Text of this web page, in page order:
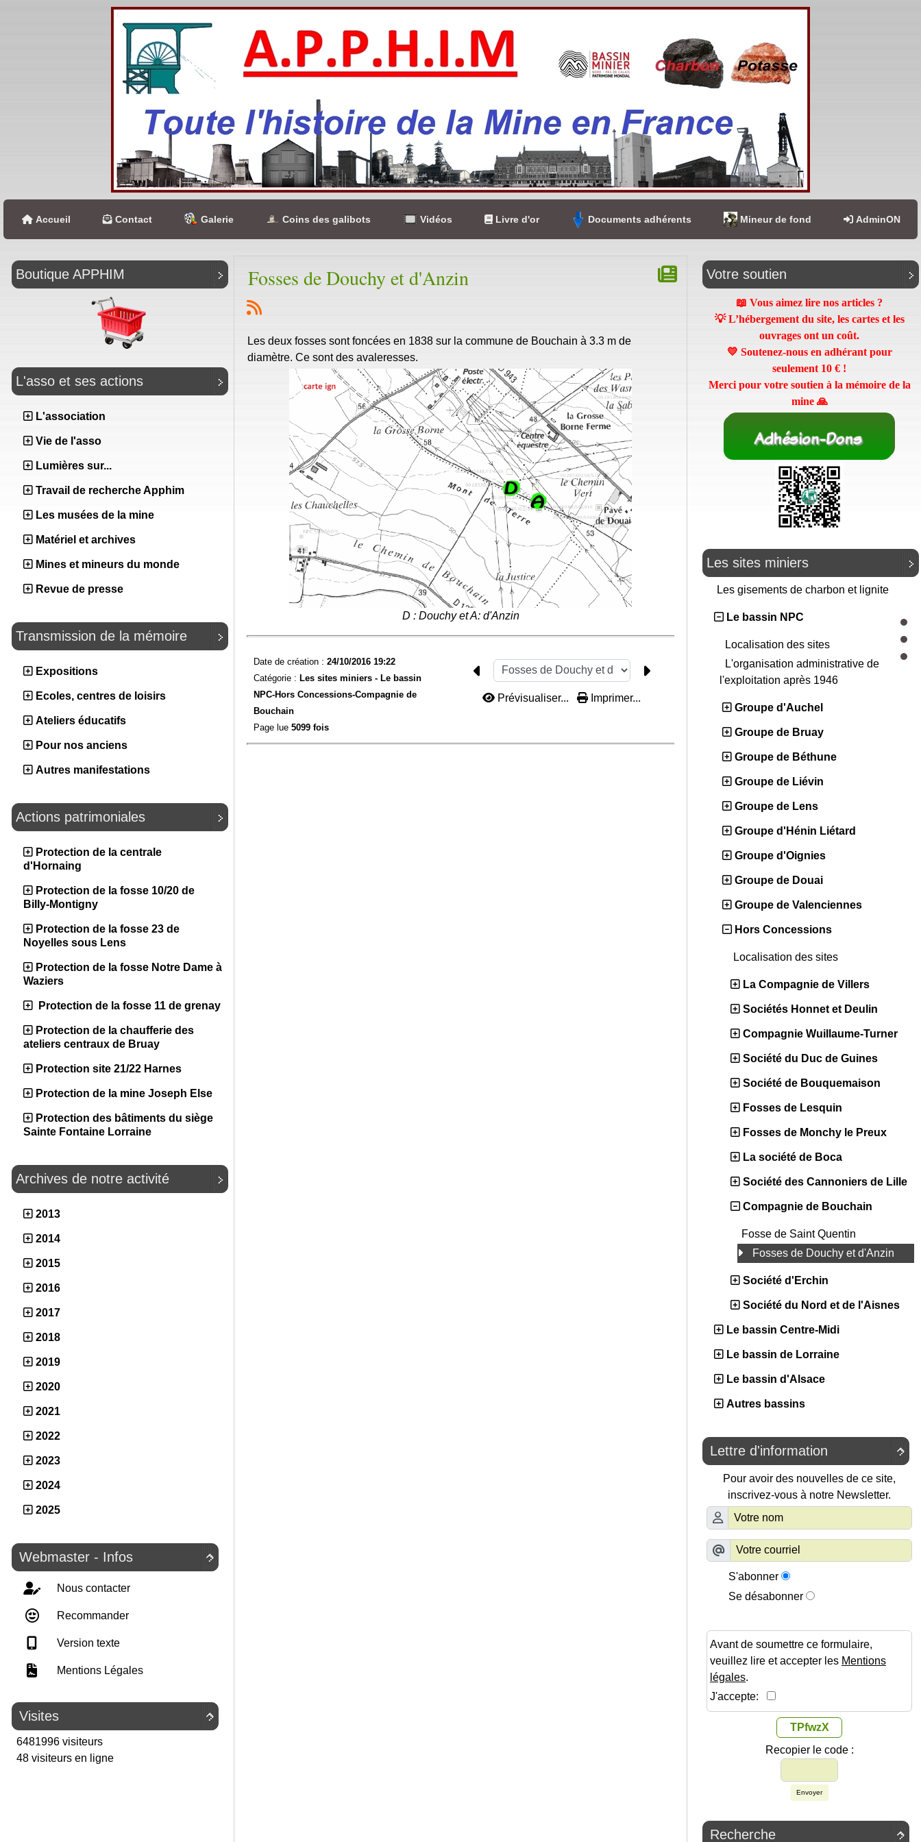
Accueil Contact Galerie Coins des galibots Vidéos Livre d'or Documents adhérents Mineur de fond AdminON
Boutique APPHIM
L'asso et ses actions
L'association
Vie de l'asso
Lumières sur...
Travail de recherche Apphim
Les musées de la mine
Matériel et archives
Mines et mineurs du monde
Revue de presse
Transmission de la mémoire
Expositions
Ecoles, centres de loisirs
Ateliers éducatifs
Pour nos anciens
Autres manifestations
Actions patrimoniales
Protection de la centrale
d'Hornaing
Protection de la fosse 10/20 de
Billy-Montigny
Protection de la fosse 23 de
Noyelles sous Lens
Protection de la fosse Notre Dame à
Waziers
Protection de la fosse 11 de grenay
Protection de la chaufferie des
ateliers centraux de Bruay
Protection site 21/22 Harnes
Protection de la mine Joseph Else
Protection des bâtiments du siège
Sainte Fontaine Lorraine
Archives de notre activité
2013
2014
2015
2016
2017
2018
2019
2020
2021
2022
2023
2024
2025

Webmaster - Infos
Nous contacter
Recommander
Version texte
Mentions Légales

Visites
6481996 visiteurs
48 visiteurs en ligne
Fosses de Douchy et d'Anzin
Les deux fosses sont foncées en 1838 sur la commune de Bouchain à 3.3 m de
diamètre. Ce sont des avaleresses.
D : Douchy et A: d'Anzin
Date de création : 24/10/2016 19:22
Catégorie : Les sites miniers - Le bassin
NPC-Hors Concessions-Compagnie de
Bouchain
Page lue 5099 fois
Prévisualiser... Imprimer...
Votre soutien
📖 Vous aimez lire nos articles ?
💡 L’hébergement du site, les cartes et les
ouvrages ont un coût.
💛 Soutenez-nous en adhérant pour
seulement 10 € !
Merci pour votre soutien à la mémoire de la
mine 🙏
Les sites miniers
Les gisements de charbon et lignite
Le bassin NPC
Localisation des sites
L'organisation administrative de
l'exploitation après 1946
Groupe d'Auchel
Groupe de Bruay
Groupe de Béthune
Groupe de Liévin
Groupe de Lens
Groupe d'Hénin Liétard
Groupe d'Oignies
Groupe de Douai
Groupe de Valenciennes
Hors Concessions
Localisation des sites
La Compagnie de Villers
Sociétés Honnet et Deulin
Compagnie Wuillaume-Turner
Société du Duc de Guines
Société de Bouquemaison
Fosses de Lesquin
Fosses de Monchy le Preux
La société de Boca
Société des Cannoniers de Lille
Compagnie de Bouchain
Fosse de Saint Quentin
Fosses de Douchy et d'Anzin
Société d'Erchin
Société du Nord et de l'Aisnes
Le bassin Centre-Midi
Le bassin de Lorraine
Le bassin d'Alsace
Autres bassins

Lettre d'information
Pour avoir des nouvelles de ce site,
inscrivez-vous à notre Newsletter.
S'abonner
Se désabonner
Avant de soumettre ce formulaire,
veuillez lire et accepter les Mentions
légales.
J'accepte:
TPfwzX
Recopier le code :
Envoyer

Recherche